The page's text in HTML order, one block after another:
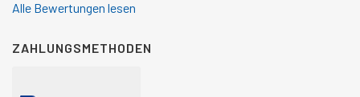
Alle Bewertungen lesen
ZAHLUNGSMETHODEN